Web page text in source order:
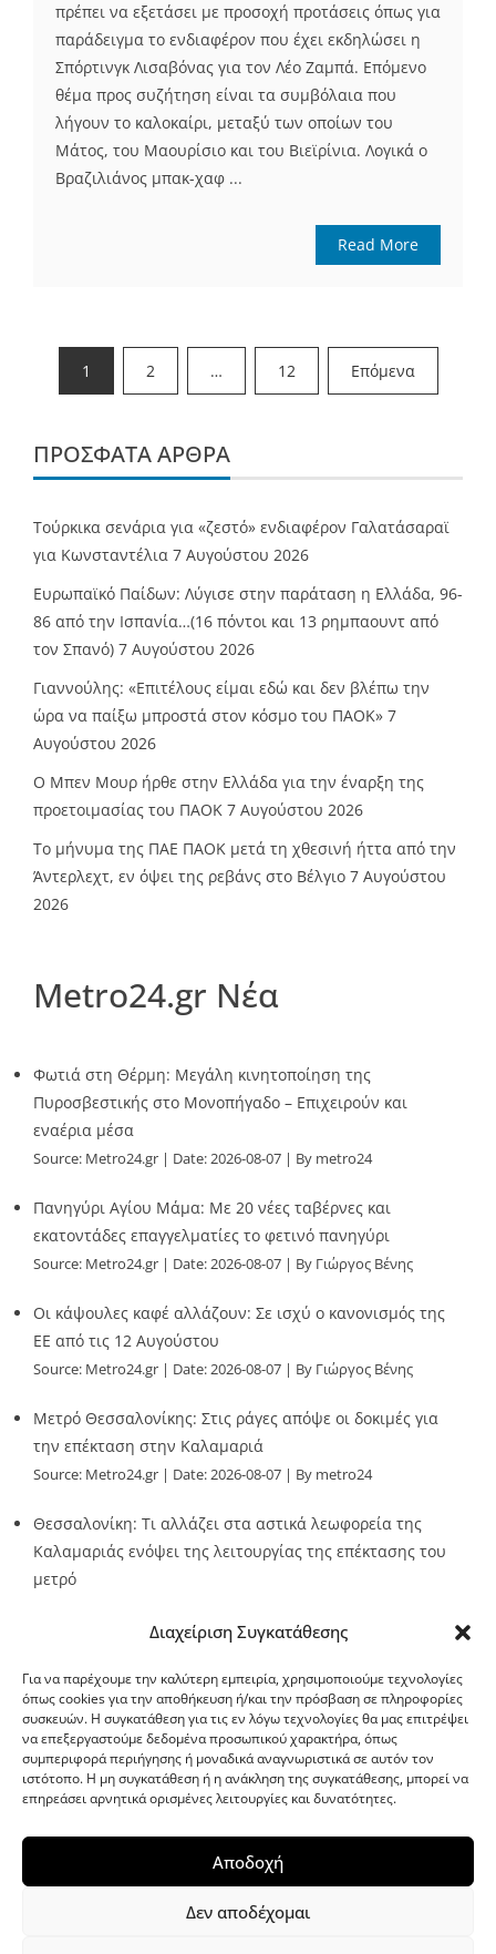
Διαχείριση Συγκατάθεσης
Για να παρέχουμε την καλύτερη εμπειρία, χρησιμοποιούμε τεχνολογίες
όπως cookies για την αποθήκευση ή/και την πρόσβαση σε πληροφορίες
συσκευών. Η συγκατάθεση για τις εν λόγω τεχνολογίες θα μας επιτρέψει
να επεξεργαστούμε δεδομένα προσωπικού χαρακτήρα, όπως
συμπεριφορά περιήγησης ή μοναδικά αναγνωριστικά σε αυτόν τον
ιστότοπο. Η μη συγκατάθεση ή η ανάκληση της συγκατάθεσης, μπορεί να
επηρεάσει αρνητικά ορισμένες λειτουργίες και δυνατότητες.
Αποδοχή
Δεν αποδέχομαι
πρέπει να εξετάσει με προσοχή προτάσεις όπως για
παράδειγμα το ενδιαφέρον που έχει εκδηλώσει η
Σπόρτινγκ Λισαβόνας για τον Λέο Ζαμπά. Επόμενο
θέμα προς συζήτηση είναι τα συμβόλαια που
λήγουν το καλοκαίρι, μεταξύ των οποίων του
Μάτος, του Μαουρίσιο και του Βιεϊρίνια. Λογικά ο
Βραζιλιάνος μπακ-χαφ ...
Read More
Σελιδοποίηση
άρθρων
1 2 … 12 Επόμενα
ΠΡΌΣΦΑΤΑ ΆΡΘΡΑ
Τούρκικα σενάρια για «ζεστό» ενδιαφέρον Γαλατάσαραϊ
για Κωνσταντέλια 7 Αυγούστου 2026
Ευρωπαϊκό Παίδων: Λύγισε στην παράταση η Ελλάδα, 96-
86 από την Ισπανία…(16 πόντοι και 13 ρημπαουντ από
τον Σπανό) 7 Αυγούστου 2026
Γιαννούλης: «Επιτέλους είμαι εδώ και δεν βλέπω την
ώρα να παίξω μπροστά στον κόσμο του ΠΑΟΚ» 7
Αυγούστου 2026
O Mπεν Μουρ ήρθε στην Ελλάδα για την έναρξη της
προετοιμασίας του ΠΑΟΚ 7 Αυγούστου 2026
Το μήνυμα της ΠΑΕ ΠΑΟΚ μετά τη χθεσινή ήττα από την
Άντερλεχτ, εν όψει της ρεβάνς στο Βέλγιο 7 Αυγούστου
2026
Metro24.gr Νέα
Φωτιά στη Θέρμη: Μεγάλη κινητοποίηση της
Πυροσβεστικής στο Μονοπήγαδο – Επιχειρούν και
εναέρια μέσα
Source: Metro24.gr Date: 2026-08-07 By metro24
Πανηγύρι Αγίου Μάμα: Με 20 νέες ταβέρνες και
εκατοντάδες επαγγελματίες το φετινό πανηγύρι
Source: Metro24.gr Date: 2026-08-07 By Γιώργος Βένης
Οι κάψουλες καφέ αλλάζουν: Σε ισχύ ο κανονισμός της
ΕΕ από τις 12 Αυγούστου
Source: Metro24.gr Date: 2026-08-07 By Γιώργος Βένης
Μετρό Θεσσαλονίκης: Στις ράγες απόψε οι δοκιμές για
την επέκταση στην Καλαμαριά
Source: Metro24.gr Date: 2026-08-07 By metro24
Θεσσαλονίκη: Τι αλλάζει στα αστικά λεωφορεία της
Καλαμαριάς ενόψει της λειτουργίας της επέκτασης του
μετρό
G-point.gr